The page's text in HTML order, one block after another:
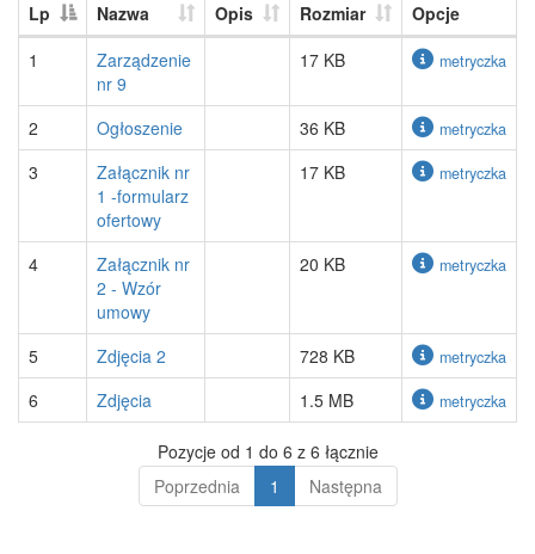
Lp Nazwa Opis Rozmiar
Opcje
1
Zarządzenie
nr 9
17 KB metryczka
2 Ogłoszenie 36 KB metryczka
3
Załącznik nr
1 -formularz
ofertowy
17 KB metryczka
4
Załącznik nr
2 - Wzór
umowy
20 KB metryczka
5 Zdjęcia 2 728 KB metryczka
6 Zdjęcia 1.5 MB metryczka
Pozycje od 1 do 6 z 6 łącznie
Poprzednia
1 Następna